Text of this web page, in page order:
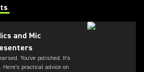
and Mic
You've polished. It's
practical advice on